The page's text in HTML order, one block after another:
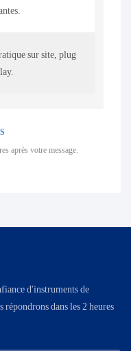
sur site, plug
après votre message.
d'instruments de
dans les 2 heures